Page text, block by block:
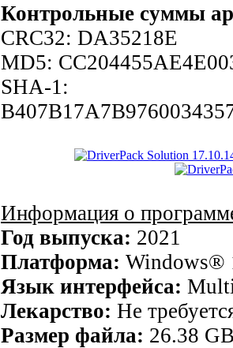
Контрольные суммы
CRC32: DA35218E
MD5:
SHA-1:
Информация о
Год выпуска: 2021
Платформа: Windows®
Язык интерфейса:
Лекарство: Не
Размер файла: 26.38